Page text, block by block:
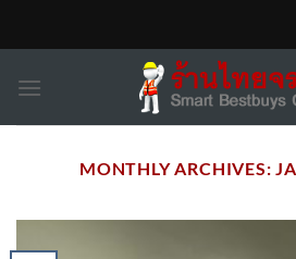
MONTHLY ARCHIVES: